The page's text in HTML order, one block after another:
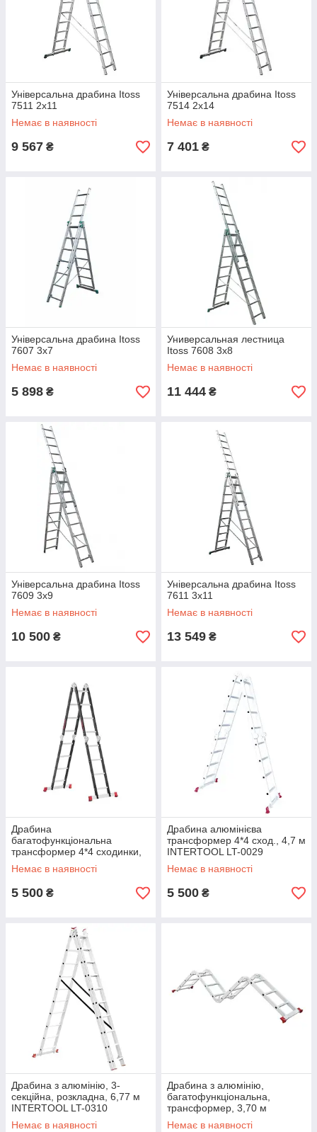
Універсальна драбина Itoss
7511 2х11
Немає в наявності
9 567 ₴
Універсальна драбина Itoss
7514 2х14
Немає в наявності
7 401 ₴
Універсальна драбина Itoss
7607 3х7
Немає в наявності
5 898 ₴
Универсальная лестница
Itoss 7608 3х8
Немає в наявності
11 444 ₴
Універсальна драбина Itoss
7609 3х9
Немає в наявності
10 500 ₴
Універсальна драбина Itoss
7611 3х11
Немає в наявності
13 549 ₴
Драбина
багатофункціональна
трансформер 4*4 сходинки,
сталевий профіль, 4,4 м
INTERTOOL LT-0024
Немає в наявності
5 500 ₴
Драбина алюмінієва
трансформер 4*4 сход., 4,7 м
INTERTOOL LT-0029
Немає в наявності
5 500 ₴
Драбина з алюмінію, 3-
секційна, розкладна, 6,77 м
INTERTOOL LT-0310
Немає в наявності
Драбина з алюмінію,
багатофункціональна,
трансформер, 3,70 м
INTERTOOL LT-0030
Немає в наявності